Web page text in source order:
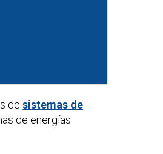
desistemas de
de energías